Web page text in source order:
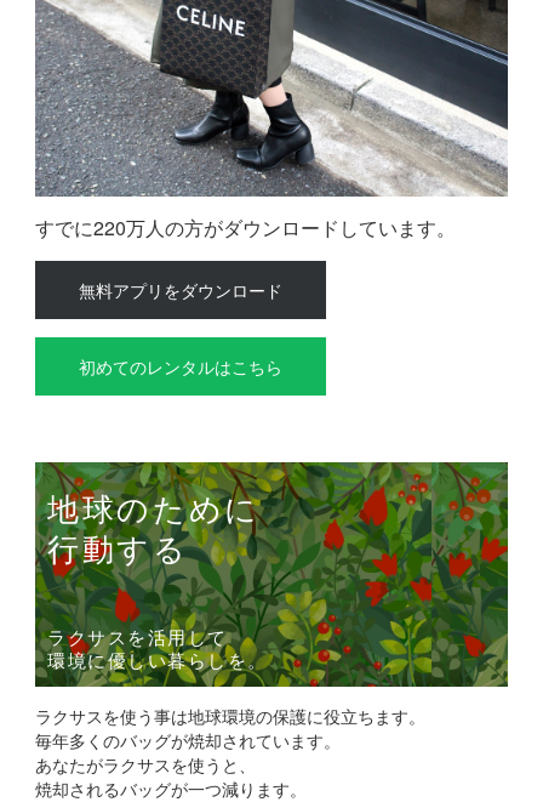
すでに220万人の方がダウンロードしています。
無料アプリをダウンロード
初めてのレンタルはこちら
地球のために
行動する
ラクサスを活用して
環境に優しい暮らしを。
ラクサスを使う事は地球環境の保護に役立ちます。
毎年多くのバッグが焼却されています。
あなたがラクサスを使うと、
焼却されるバッグが一つ減ります。